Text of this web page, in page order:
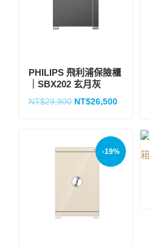
PHILIPS 飛利浦保險櫃
｜SBX202 玄月灰
NT$29,900 NT$26,500
-19%